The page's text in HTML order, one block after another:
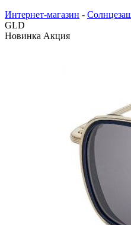
Интернет-магазин -
GLD
Новинка Акция